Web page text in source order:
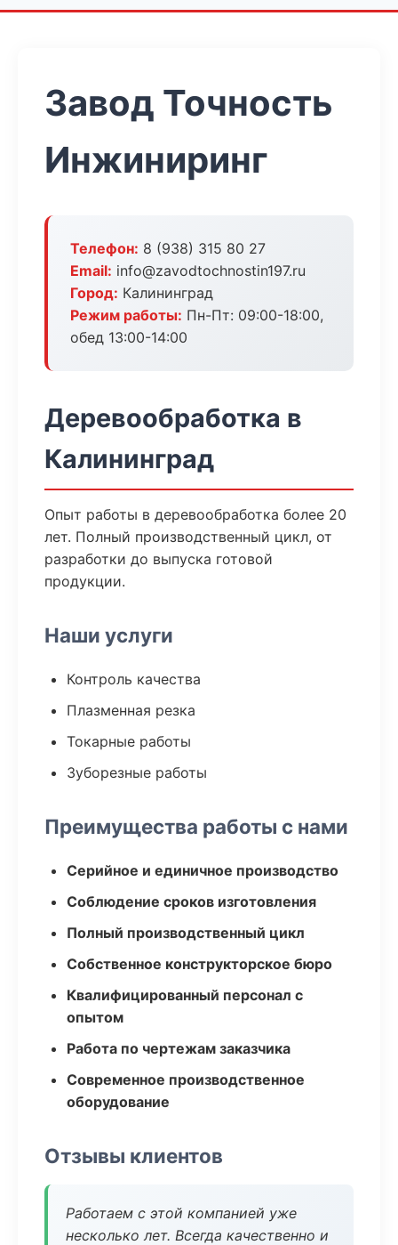
Завод Точность
Инжиниринг
Телефон: 8 (938) 315 80 27
Email: info@zavodtochnostin197.ru
Город: Калининград
Режим работы: Пн-Пт: 09:00-18:00,
обед 13:00-14:00
Деревообработка в
Калининград
Опыт работы в деревообработка более 20
лет. Полный производственный цикл, от
разработки до выпуска готовой
продукции.
Наши услуги
Контроль качества
Плазменная резка
Токарные работы
Зуборезные работы
Преимущества работы с нами
Серийное и единичное производство
Соблюдение сроков изготовления
Полный производственный цикл
Собственное конструкторское бюро
Квалифицированный персонал с
опытом
Работа по чертежам заказчика
Современное производственное
оборудование
Отзывы клиентов
Работаем с этой компанией уже
несколько лет. Всегда качественно и